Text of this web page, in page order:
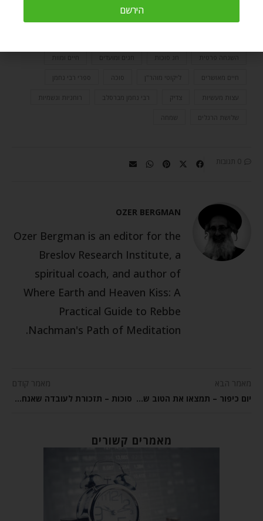
חיים מאושרים ליקוטי מוהר"ן סוכה ספרי רבי נחמן
עצות מעשיות צדיק רבי נחמן מברסלב רוחניות וגשמיות
שלושת הרגלים שמחה
0 תגובות
OZER BERGMAN
Ozer Bergman is an editor for the
Breslov Research Institute, a
spiritual coach, and author of
Where Earth and Heaven Kiss: A
Practical Guide to Rebbe
Nachman's Path of Meditation.
מאמר הבא
יום כיפור – תמצאו את הטוב שבכם
מאמר קודם
סוכות – תזכורת לעובדה שאנחנו לא חיים כאן לנצח
מאמרים קשורים
הירשם